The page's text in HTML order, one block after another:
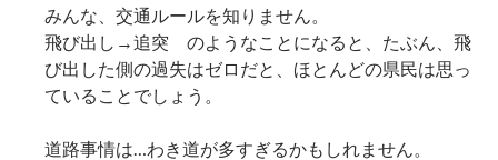
みんな、交通ルールを知りません。
飛び出し→追突 のようなことになると、たぶん、飛
び出した側の過失はゼロだと、ほとんどの県民は思っ
ていることでしょう。
道路事情は…わき道が多すぎるかもしれません。